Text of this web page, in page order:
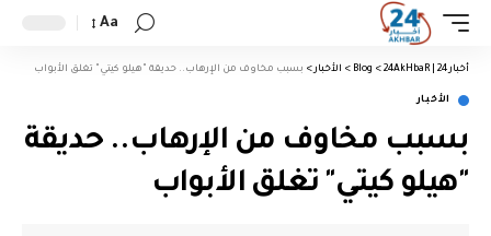
Aa
أخبار 24 | 24AkHbaR >
Blog
> الأخبار > بسبب مخاوف من الإرهاب.. حديقة "هيلو كيتي" تغلق الأبواب
الأخبار
بسبب مخاوف من الإرهاب.. حديقة
"هيلو كيتي" تغلق الأبواب